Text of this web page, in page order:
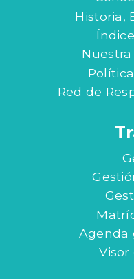
Historia,
Red de
Agenda
Visor